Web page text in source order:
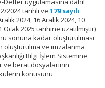
uygulamasına dâhil
2024 tarihli ve 179 sayılı
2024, 16 Aralık 2024, 10
2025 tarihine uzatılmıştır)
sonuna kadar oluşturulması
oluşturulma ve imzalanma
Bilgi İşlem Sistemine
berat dosyalarının
konusunu